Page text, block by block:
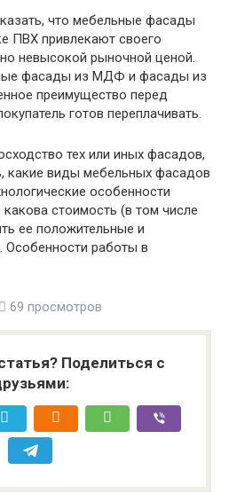
что мебельные фасады
привлекают своего
невысокой рыночной ценой.
фасады из МДФ и фасады из
преимущество перед
готов переплачивать.
тех или иных фасадов,
какие виды мебельных фасадов
особенности
какова стоимость (в том числе
ее положительные и
Особенности работы в
69 просмотров
Поделиться с